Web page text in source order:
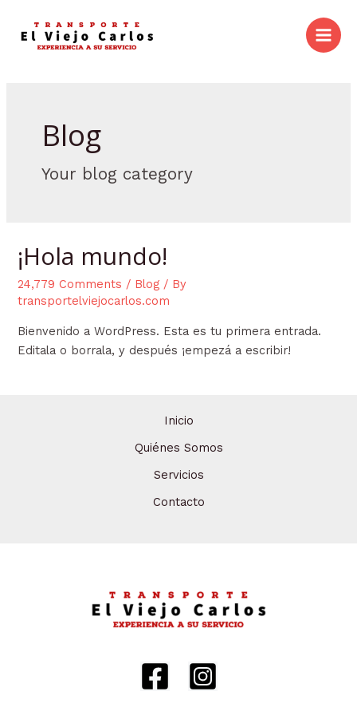
content
Main
Blog
Your blog category
¡Hola mundo!
24,779 Comments / Blog / By
transportelviejocarlos.com
Bienvenido a WordPress. Esta es tu primera entrada.
Editala o borrala, y después ¡empezá a escribir!
Inicio
Quiénes Somos
Servicios
Contacto